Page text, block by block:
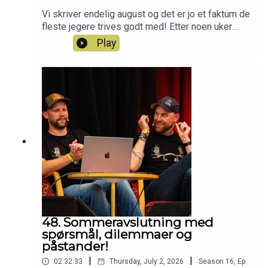
Vi skriver endelig august og det er jo et faktum de
fleste jegere trives godt med! Etter noen uker
med ferie er vi klare for mer podkast og nå er
sesong 17 (!!!) av Jegerpodden i gang. Vi tar en
liten oppsummering på stort å smått siden sist vi
årets jakthøst for vår del.Har du også lyst til å bli
med i Norges beste jaktlag? Da er du velkommen
inn som Patreon her:
https://www.patreon.com/jegerpodden
Play
48. Sommeravslutning med
spørsmål, dilemmaer og
påstander!
02:32:33 Thursday, July 2, 2026 Season 16, Ep.